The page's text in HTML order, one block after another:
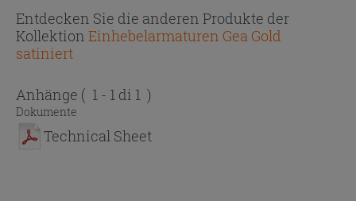
Entdecken Sie die anderen Produkte der
Kollektion Einhebelarmaturen Gea Gold
satiniert
Anhänge ( 1 - 1 di 1 )
Dokumente
Technical Sheet